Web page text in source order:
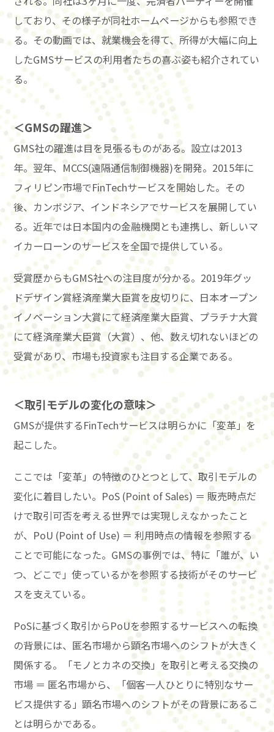
しており、その様子が同社ホームページからも参照でき
る。その動画では、就業機会を得て、所得が大幅に向上
したGMSサービスの利用者たちの喜ぶ姿も紹介されてい
る。
＜GMSの躍進＞
GMS社の躍進は目を見張るものがある。設立は2013
年。翌年、MCCS(遠隔通信制御機器)を開発。2015年に
フィリピン市場でFinTechサービスを開始した。その
後、カンボジア、インドネシアでサービスを展開してい
る。近年では日本国内の金融機関とも連携し、新しいマ
イカーローンのサービスを全国で提供している。
受賞歴からもGMS社への注目度が分かる。2019年グッ
ドデザイン賞経済産業大臣賞を皮切りに、日本オープン
イノベーション大賞にて経済産業大臣賞、プラチナ大賞
にて経済産業大臣賞（大賞）、他、数え切れないほどの
受賞があり、市場も投資家も注目する企業である。
＜取引モデルの変化の意味＞
GMSが提供するFinTechサービスは明らかに「変革」を
起こした。
ここでは「変革」の特徴のひとつとして、取引モデルの
変化に着目したい。PoS (Point of Sales) ＝ 販売時点だ
けで取引可否を考える世界では実現しえなかったこと
が、PoU (Point of Use) ＝ 利用時点の情報を参照する
ことで可能になった。GMSの事例では、特に「誰が、い
つ、どこで」使っているかを参照する技術がそのサービ
スを支えている。
PoSに基づく取引からPoUを参照するサービスへの転換
の背景には、匿名市場から顕名市場へのシフトが大きく
関係する。「モノとカネの交換」を取引と考える交換の
市場 ＝ 匿名市場から、「個客一人ひとりに特別なサー
ビス提供する」顕名市場へのシフトがその背景にあるこ
とは明らかである。